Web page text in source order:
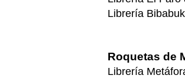
Librería
Roquetas de
Librería